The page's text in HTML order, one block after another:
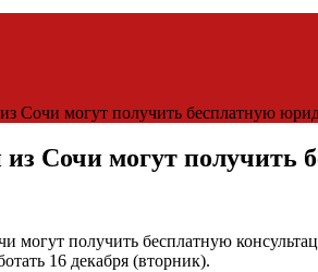
Сочи могут получить бесплатную
Сочи могут получить
могут получить бесплатную
16 декабря (вторник).